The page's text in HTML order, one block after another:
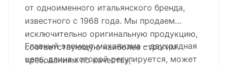
от одноименного итальянского бренда,
известного с 1968 года. Мы продаем
исключительно оригинальную продукцию,
соответствующую наиболее строгим
требованиям по качеству,
Главный элемент механизма – двухрядная
цепь, длина которой регулируется, может